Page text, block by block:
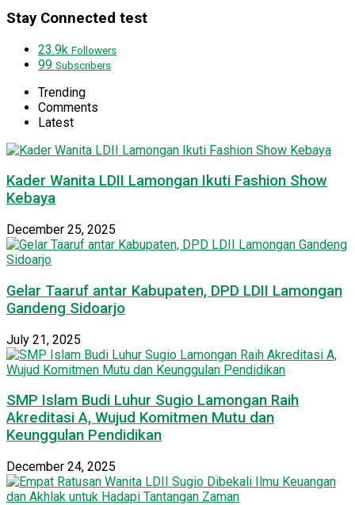
Stay Connected test
23.9k Followers
99 Subscribers
Trending
Comments
Latest
Kader Wanita LDII Lamongan Ikuti Fashion Show
Kebaya
December 25, 2025
Gelar Taaruf antar Kabupaten, DPD LDII Lamongan
Gandeng Sidoarjo
July 21, 2025
SMP Islam Budi Luhur Sugio Lamongan Raih
Akreditasi A, Wujud Komitmen Mutu dan
Keunggulan Pendidikan
December 24, 2025